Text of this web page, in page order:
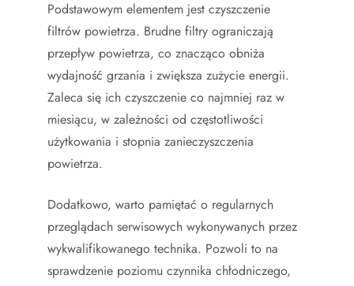
Podstawowym elementem jest czyszczenie
filtrów powietrza. Brudne filtry ograniczają
przepływ powietrza, co znacząco obniża
wydajność grzania i zwiększa zużycie energii.
Zaleca się ich czyszczenie co najmniej raz w
miesiącu, w zależności od częstotliwości
użytkowania i stopnia zanieczyszczenia
powietrza.
Dodatkowo, warto pamiętać o regularnych
przeglądach serwisowych wykonywanych przez
wykwalifikowanego technika. Pozwoli to na
sprawdzenie poziomu czynnika chłodniczego,